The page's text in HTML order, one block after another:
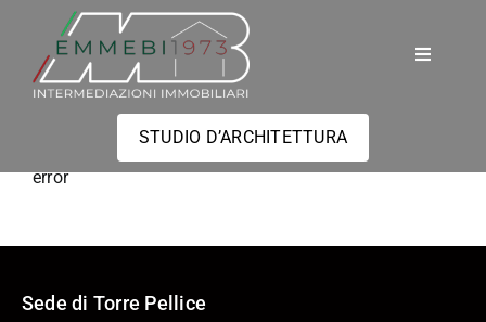
contenuto
Toggle
Immobili
STUDIO D’ARCHITETTURA
error
Sede di Torre Pellice